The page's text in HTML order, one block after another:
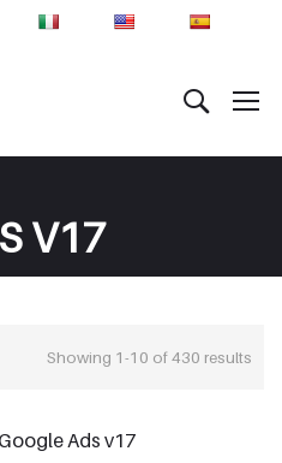
V17
Showing 1-10 of 430 results
Ads v17